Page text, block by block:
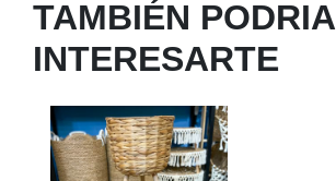
TAMBIÉN PODRIA
INTERESARTE